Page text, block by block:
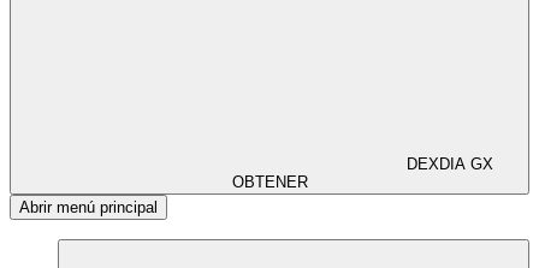
DEXDIA GX
OBTENER
Abrir menú principal